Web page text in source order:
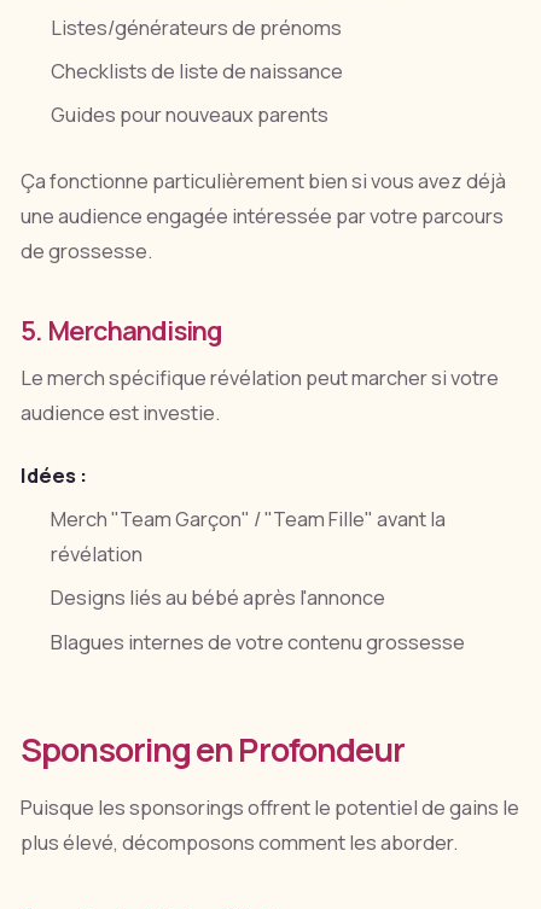
Listes/générateurs de prénoms
Checklists de liste de naissance
Guides pour nouveaux parents
Ça fonctionne particulièrement bien si vous avez déjà
une audience engagée intéressée par votre parcours
de grossesse.
5. Merchandising
Le merch spécifique révélation peut marcher si votre
audience est investie.
Idées :
Merch "Team Garçon" / "Team Fille" avant la
révélation
Designs liés au bébé après l'annonce
Blagues internes de votre contenu grossesse
Sponsoring en Profondeur
Puisque les sponsorings offrent le potentiel de gains le
plus élevé, décomposons comment les aborder.